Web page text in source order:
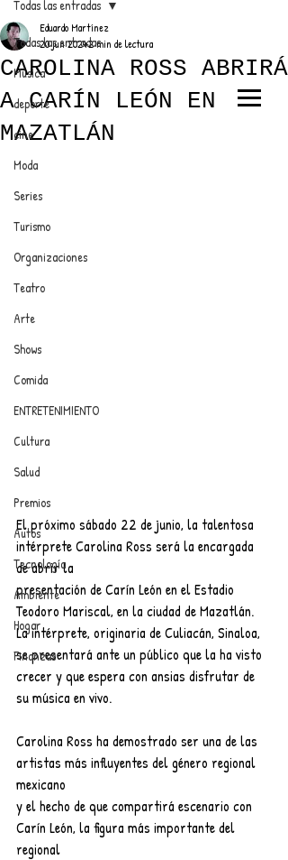
ANUNCIATE CON NOSOTROS
PARA MÁS INFORMACIÓN:
dinamicaseltrendytop@gmail.com
EL TRENDY TOP
CON EDDY MARTINEZ
Todas las entradas
Música
deporte
cine
Moda
Series
Turismo
Organizaciones
Teatro
Arte
Shows
Comida
ENTRETENIMIENTO
Cultura
Salud
Premios
Autos
Tecnología
Ambiente
Hogar
Finanzas
Todas las entradas
CAROLINA ROSS ABRIRÁ
A CARÍN LEÓN EN
MAZATLÁN
Eduardo Martínez
20 jun 20242 min de lectura
El próximo sábado 22 de junio, la talentosa
intérprete Carolina Ross será la encargada
de abrir la
presentación de Carín León en el Estadio
Teodoro Mariscal, en la ciudad de Mazatlán.
La intérprete, originaria de Culiacán, Sinaloa,
se presentará ante un público que la ha visto
crecer y que espera con ansias disfrutar de
su música en vivo.
Carolina Ross ha demostrado ser una de las
artistas más influyentes del género regional
mexicano
y el hecho de que compartirá escenario con
Carín León, la figura más importante del
regional